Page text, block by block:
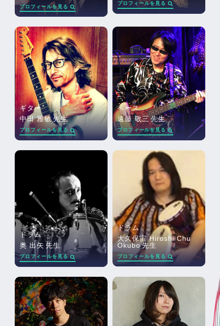
プロフィールを見る
プロフィールを見る
ギター
中田 雅敏先生
プロフィールを見る
ベース
遠藤 敬三先生
プロフィールを見る
ドラム
奥 出矢 先生
プロフィールを見る
ドラム
大久保宙 Hiroshi Chu
Okubo先生
プロフィールを見る